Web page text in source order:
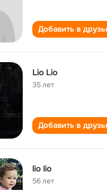
Добавить в
Lio Lio
35 лет
Добавить в
lio lio
56 лет